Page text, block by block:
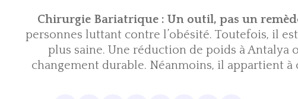
Chirurgie Bariatrique : Un outil, pas un
personnes luttant contre l’obésité. Toutefois, il
plus saine. Une réduction de poids à Antalya
changement durable. Néanmoins, il appartient